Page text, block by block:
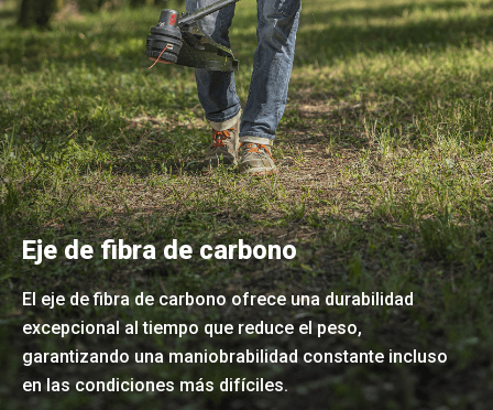
Eje de fibra de carbono
El eje de fibra de carbono ofrece una durabilidad
excepcional al tiempo que reduce el peso,
garantizando una maniobrabilidad constante incluso
en las condiciones más difíciles.